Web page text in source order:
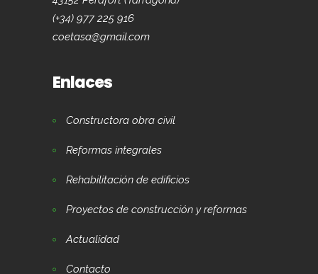
(+34) 977 225 916
coetasa@gmail.com
Enlaces
Constructora obra civil
Reformas integrales
Rehabilitación de edificios
Proyectos de construcción y reformas
Actualidad
Contacto